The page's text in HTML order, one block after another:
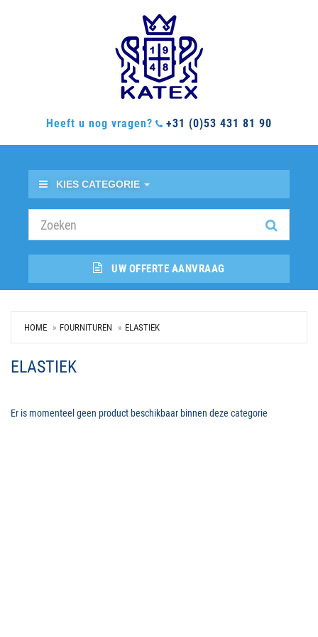
Heeft u nog vragen? +31 (0)53 431 81 90
KIES CATEGORIE
UW OFFERTE AANVRAAG
HOME FOURNITUREN ELASTIEK
ELASTIEK
Er is momenteel geen product beschikbaar binnen deze categorie